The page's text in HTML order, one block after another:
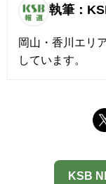
執筆：
岡山・香川エリ
しています。
KSB